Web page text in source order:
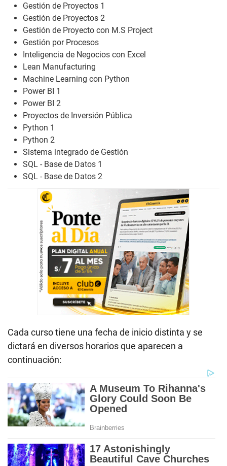
Gestión de Proyectos 1
Gestión de Proyectos 2
Gestión de Proyecto con M.S Project
Gestión por Procesos
Inteligencia de Negocios con Excel
Lean Manufacturing
Machine Learning con Python
Power BI 1
Power BI 2
Proyectos de Inversión Pública
Python 1
Python 2
Sistema integrado de Gestión
SQL - Base de Datos 1
SQL - Base de Datos 2
Cada curso tiene una fecha de inicio distinta y se
dictará en diversos horarios que aparecen a
continuación: